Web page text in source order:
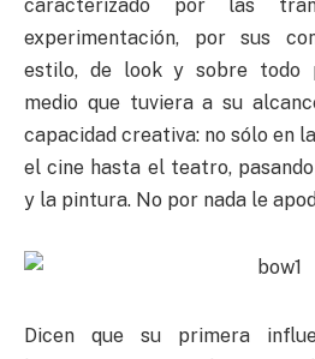
caracterizado por las
experimentación, por sus
estilo, de look y sobre todo
medio que tuviera a su
capacidad creativa: no sólo en
el cine hasta el teatro,
y la pintura. No por nada le
Dicen que su primera